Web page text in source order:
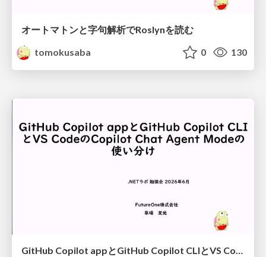
オートマトンと字句解析でRoslynを読む
tomokusaba
0 130
GitHub Copilot appとGitHub Copilot CLIとVS CodeのCopilot Chat Agent Modeの使い分け